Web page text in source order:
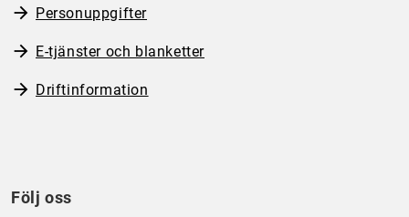
Personuppgifter
E-tjänster och blanketter
Driftinformation
Följ oss